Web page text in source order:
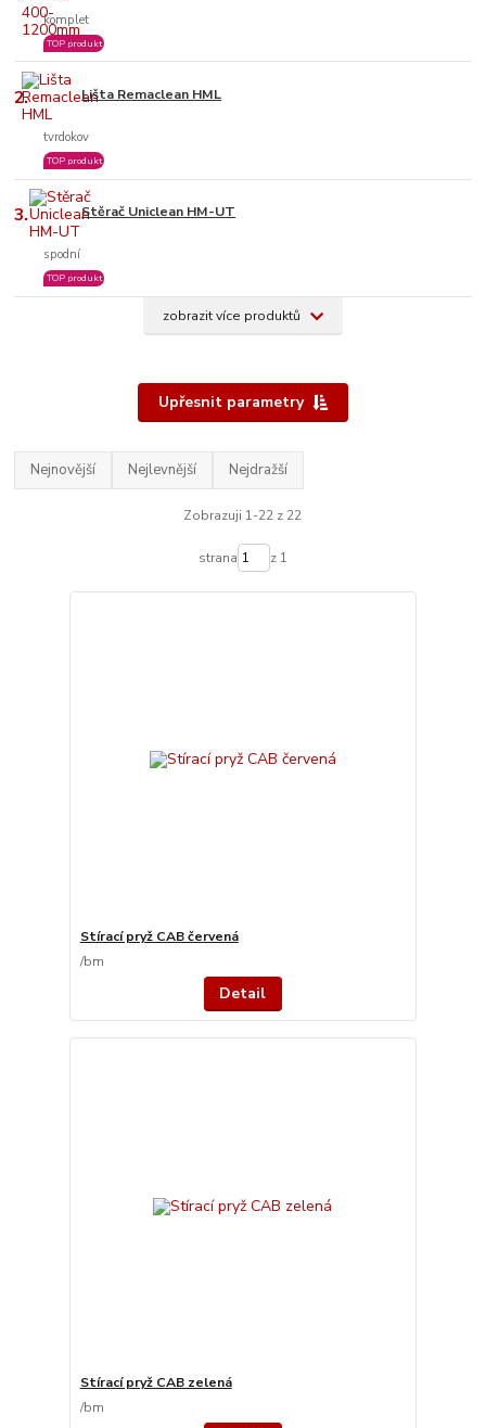
komplet
TOP produkt
2. Lišta Remaclean HML
tvrdokov
TOP produkt
3. Stěrač Uniclean HM-UT
spodní
TOP produkt
zobrazit více produktů
Upřesnit parametry
Nejnovější Nejlevnější Nejdražší
Zobrazuji 1-22 z 22
strana z 1
Stírací pryž CAB červená
/bm
Detail
Stírací pryž CAB zelená
/bm